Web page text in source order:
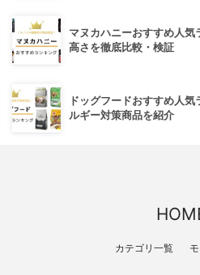
マヌカハニーおすすめ人
高さを徹底比較・検証
ドッグフードおすすめ人
ルギー対策商品を紹介
カテゴリ一覧